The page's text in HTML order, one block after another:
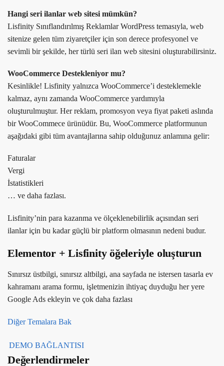
Hangi seri ilanlar web sitesi mümkün?
Lisfinity Sınıflandırılmış Reklamlar WordPress temasıyla, web
sitenize gelen tüm ziyaretçiler için son derece profesyonel ve
sevimli bir şekilde, her türlü seri ilan web sitesini oluşturabilirsiniz.
WooCommerce Destekleniyor mu?
Kesinlikle! Lisfinity yalnızca WooCommerce’i desteklemekle
kalmaz, aynı zamanda WooCommerce yardımıyla
oluşturulmuştur. Her reklam, promosyon veya fiyat paketi aslında
bir WooCommece ürünüdür. Bu, WooCommerce platformunun
aşağıdaki gibi tüm avantajlarına sahip olduğunuz anlamına gelir:
Faturalar
Vergi
İstatistikleri
… ve daha fazlası.
Lisfinity’nin para kazanma ve ölçeklenebilirlik açısından seri
ilanlar için bu kadar güçlü bir platform olmasının nedeni budur.
Elementor + Lisfinity öğeleriyle oluşturun
Sınırsız üstbilgi, sınırsız altbilgi, ana sayfada ne istersen tasarla ev
kahramanı arama formu, işletmenizin ihtiyaç duyduğu her yere
Google Ads ekleyin ve çok daha fazlası
Diğer Temalara Bak
DEMO BAĞLANTISI
Değerlendirmeler